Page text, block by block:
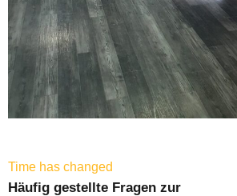
Time has changed
Häufig gestellte Fragen zur